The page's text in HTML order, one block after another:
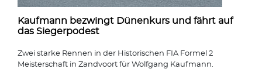
Kaufmann bezwingt Dünenkurs und fährt auf
das Siegerpodest
Zwei starke Rennen in der Historischen FIA Formel 2
Meisterschaft in Zandvoort für Wolfgang Kaufmann.